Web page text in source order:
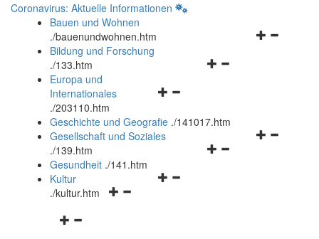
Coronavirus: Aktuelle Informationen
Bauen und Wohnen
./bauenundwohnen.htm
Navigationsmenü
Bildung und Forschung
./133.htm
Navigationsmenü
und
schließen
Europa und
Internationales
./203110.htm
Geschichte und Geografie ./141017.htm
Navigationsmenü
Gesellschaft und Soziales
./139.htm
Navigationsmenü
Gesundheit ./141.htm
Navigationsmenü
Kultur
./kultur.htm
Navigationsmenü